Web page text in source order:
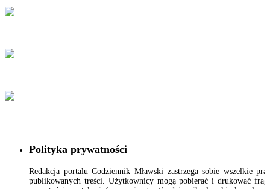
Polityka prywatności
Redakcja portalu Codziennik Mławski zastrzega sobie wszelkie
publikowanych treści. Użytkownicy mogą pobierać i drukować